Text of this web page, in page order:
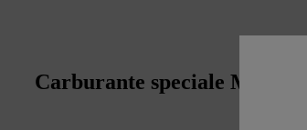
Carburante speciale